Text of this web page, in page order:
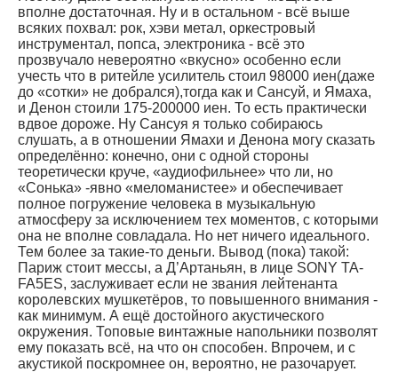
вполне достаточная. Ну и в остальном - всё выше
всяких похвал: рок, хэви метал, оркестровый
инструментал, попса, электроника - всё это
прозвучало невероятно «вкусно» особенно если
учесть что в ритейле усилитель стоил 98000 иен(даже
до «сотки» не добрался),тогда как и Сансуй, и Ямаха,
и Денон стоили 175-200000 иен. То есть практически
вдвое дороже. Ну Сансуя я только собираюсь
слушать, а в отношении Ямахи и Денона могу сказать
определённо: конечно, они с одной стороны
теоретически круче, «аудиофильнее» что ли, но
«Сонька» -явно «меломанистее» и обеспечивает
полное погружение человека в музыкальную
атмосферу за исключением тех моментов, с которыми
она не вполне совладала. Но нет ничего идеального.
Тем более за такие-то деньги. Вывод (пока) такой:
Париж стоит мессы, а Д’Артаньян, в лице SONY TA-
FA5ES, заслуживает если не звания лейтенанта
королевских мушкетёров, то повышенного внимания -
как минимум. А ещё достойного акустического
окружения. Топовые винтажные напольники позволят
ему показать всё, на что он способен. Впрочем, и с
акустикой поскромнее он, вероятно, не разочарует.